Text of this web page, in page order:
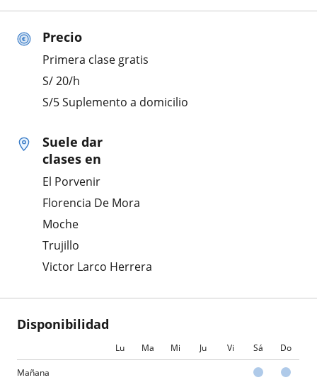
Precio
Primera clase gratis
S/20/h
S/5 Suplemento a domicilio
Suele dar
clases en
El Porvenir
Florencia De Mora
Moche
Trujillo
Victor Larco Herrera
Disponibilidad
Lu Ma Mi Ju Vi Sá Do
Mañana